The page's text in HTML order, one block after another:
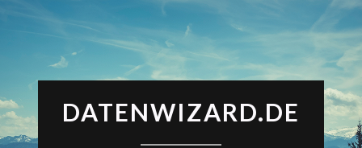
DATENWIZARD.DE